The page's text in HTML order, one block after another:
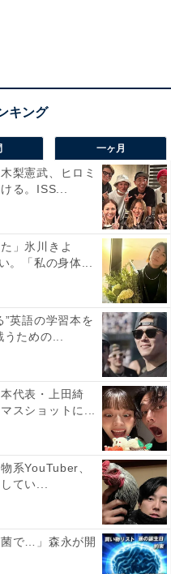
一ヶ月
梨憲武、ヒロミ
る。ISS...
」氷川きよ
。「私の身体...
”英語の学習本を
うための...
代表・上田綺
スショットに...
系YouTuber、
てい...
菌で…」森永が開